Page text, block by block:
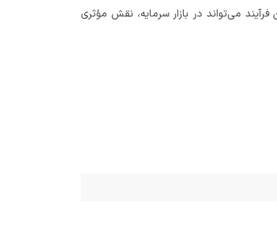
می‌تواند در بازار سرمایه، نقش مؤثری